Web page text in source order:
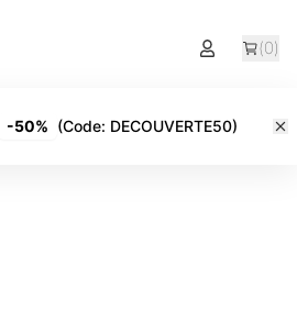
(0)
-50% (Code: DECOUVERTE50)